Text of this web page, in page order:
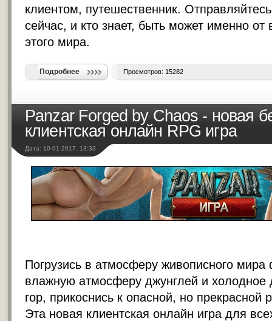
клиентом, путешественник.
сейчас, и кто знает, быть может именно от
этого мира.
Подробнее Просмотров: 15282
Panzar Forged by Chaos - новая
клиентская онлайн RPG игра
Дата: 10-01-2017, 13:33
Погрузись в атмосферу живописного мира
влажную атмосферу джунглей и холодное
гор, прикоснись к опасной, но прекрасной
Эта новая клиентская онлайн игра для